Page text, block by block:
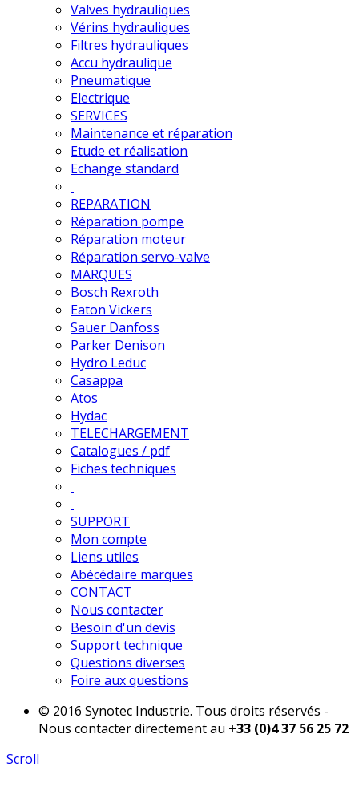
Valves hydrauliques
Vérins hydrauliques
Filtres hydrauliques
Accu hydraulique
Pneumatique
Electrique
SERVICES
Maintenance et réparation
Etude et réalisation
Echange standard
REPARATION
Réparation pompe
Réparation moteur
Réparation servo-valve
MARQUES
Bosch Rexroth
Eaton Vickers
Sauer Danfoss
Parker Denison
Hydro Leduc
Casappa
Atos
Hydac
TELECHARGEMENT
Catalogues / pdf
Fiches techniques
SUPPORT
Mon compte
Liens utiles
Abécédaire marques
CONTACT
Nous contacter
Besoin d'un devis
Support technique
Questions diverses
Foire aux questions
© 2016 Synotec Industrie. Tous droits réservés -
Nous contacter directement au +33 (0)4 37 56 25 72
Scroll